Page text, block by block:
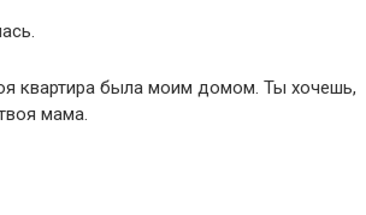
квартира была моим домом. Ты хочешь,
мама.